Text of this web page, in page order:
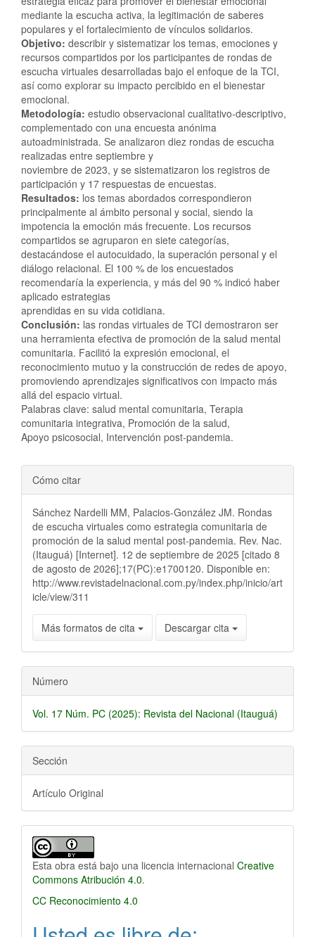
mediante la escucha activa, la legitimación de saberes
populares y el fortalecimiento de vínculos solidarios.
Objetivo: describir y sistematizar los temas, emociones y
recursos compartidos por los participantes de rondas de
escucha virtuales desarrolladas bajo el enfoque de la TCI,
así como explorar su impacto percibido en el bienestar
emocional.
Metodología: estudio observacional cualitativo-descriptivo,
complementado con una encuesta anónima
autoadministrada. Se analizaron diez rondas de escucha
realizadas entre septiembre y
noviembre de 2023, y se sistematizaron los registros de
participación y 17 respuestas de encuestas.
Resultados: los temas abordados correspondieron
principalmente al ámbito personal y social, siendo la
impotencia la emoción más frecuente. Los recursos
compartidos se agruparon en siete categorías,
destacándose el autocuidado, la superación personal y el
diálogo relacional. El 100 % de los encuestados
recomendaría la experiencia, y más del 90 % indicó haber
aplicado estrategias
aprendidas en su vida cotidiana.
Conclusión: las rondas virtuales de TCI demostraron ser
una herramienta efectiva de promoción de la salud mental
comunitaria. Facilitó la expresión emocional, el
reconocimiento mutuo y la construcción de redes de apoyo,
promoviendo aprendizajes significativos con impacto más
allá del espacio virtual.
Palabras clave: salud mental comunitaria, Terapia
comunitaria integrativa, Promoción de la salud,
Apoyo psicosocial, Intervención post-pandemia.
Detalles
del
artículo
Cómo citar
Sánchez Nardelli MM, Palacios-González JM. Rondas
de escucha virtuales como estrategia comunitaria de
promoción de la salud mental post-pandemia. Rev. Nac.
(Itauguá) [Internet]. 12 de septiembre de 2025 [citado 8
de agosto de 2026];17(PC):e1700120. Disponible en:
http://www.revistadelnacional.com.py/index.php/inicio/art
icle/view/311
Más formatos de cita Descargar cita
Número
Vol. 17 Núm. PC (2025): Revista del Nacional (Itauguá)
Sección
Artículo Original
Esta obra está bajo una licencia internacional Creative
Commons Atribución 4.0.
CC Reconocimiento 4.0